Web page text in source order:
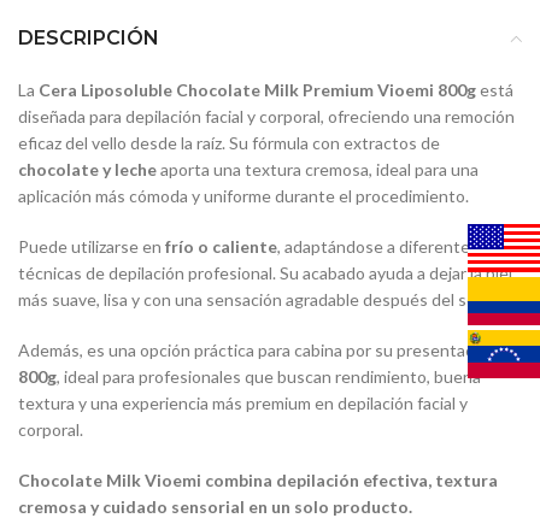
DESCRIPCIÓN
La Cera Liposoluble Chocolate Milk Premium Vioemi 800gestá
diseñada para depilación facial y corporal, ofreciendo una remoción
eficaz del vello desde la raíz. Su fórmula con extractos de
chocolate y lecheaporta una textura cremosa, ideal para una
aplicación más cómoda y uniforme durante el procedimiento.
Puede utilizarse en frío o caliente, adaptándose a diferentes
técnicas de depilación profesional. Su acabado ayuda a dejar la piel
más suave, lisa y con una sensación agradable después del servicio.
Además, es una opción práctica para cabina por su presentación de
800g, ideal para profesionales que buscan rendimiento, buena
textura y una experiencia más premium en depilación facial y
corporal.
Chocolate Milk Vioemi combina depilación efectiva, textura
cremosa y cuidado sensorial en un solo producto.